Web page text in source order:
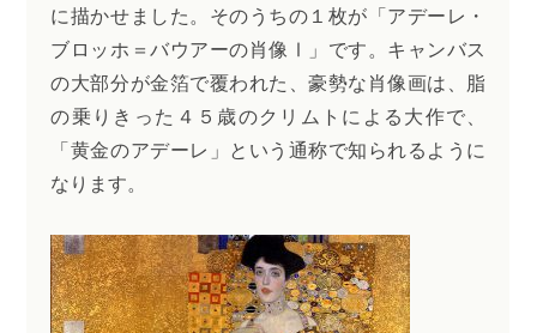
に描かせました。そのうちの１枚が「アデーレ・
ブロッホ＝バウアーの肖像Ⅰ」です。キャンバス
の大部分が金箔で覆われた、豪勢な肖像画は、脂
の乗りきった４５歳のクリムトによる大作で、
「黄金のアデーレ」という通称で知られるように
なります。